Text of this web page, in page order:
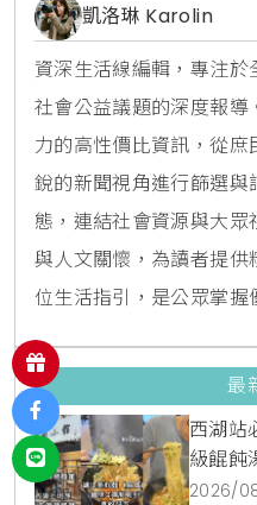
凱洛琳 Karolin
資深生活線編輯，專注
社會公益議題的深度報
力的高性價比資訊，從
銳的新聞視角進行篩選
態，連結社會資源與大
與人文關懷，為讀者提
位生活指引，是公眾掌握
最
西湖站
級餛飩
豆腐麵
2026/